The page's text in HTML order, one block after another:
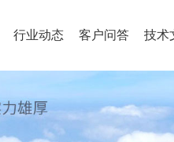
行业动态 客户问答 技术